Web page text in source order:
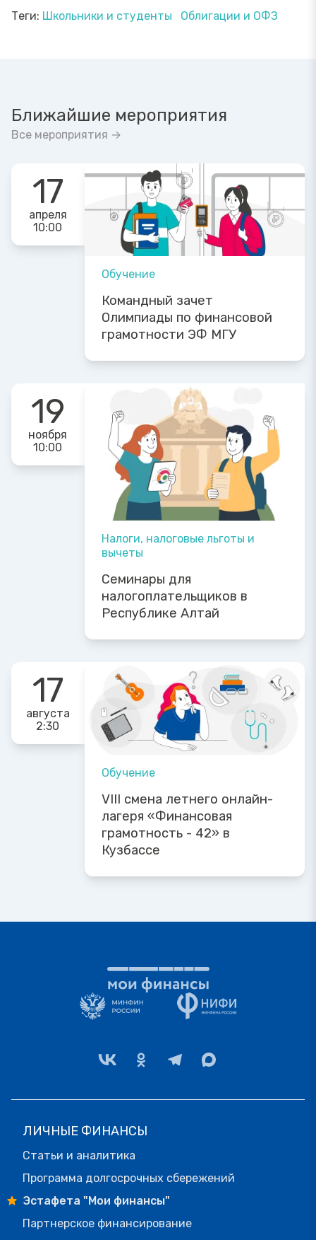
Теги: Школьники и студенты Облигации и ОФЗ
Ближайшие мероприятия
Все мероприятия →
17
апреля
10:00
Обучение
Командный зачет
Олимпиады по финансовой
грамотности ЭФ МГУ
19
ноября
10:00
Налоги, налоговые льготы и
вычеты
Семинары для
налогоплательщиков в
Республике Алтай
17
августа
2:30
Обучение
VIII смена летнего онлайн-
лагеря «Финансовая
грамотность - 42» в
Кузбассе
ЛИЧНЫЕ ФИНАНСЫ
Статьи и аналитика
Программа долгосрочных сбережений
Эстафета "Мои финансы"
Партнерское финансирование